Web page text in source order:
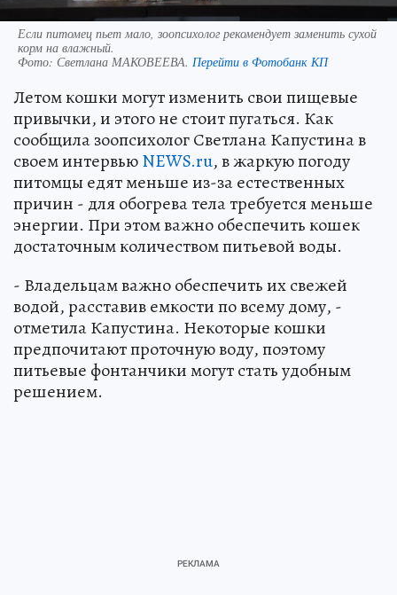
Если питомец пьет мало, зоопсихолог рекомендует заменить сухой
корм на влажный.
Фото: Светлана МАКОВЕЕВА. Перейти в Фотобанк КП
Летом кошки могут изменить свои пищевые
привычки, и этого не стоит пугаться. Как
сообщила зоопсихолог Светлана Капустина в
своем интервьюNEWS.ru, в жаркую погоду
питомцы едят меньше из-за естественных
причин - для обогрева тела требуется меньше
энергии. При этом важно обеспечить кошек
достаточным количеством питьевой воды.
- Владельцам важно обеспечить их свежей
водой, расставив емкости по всему дому, -
отметила Капустина. Некоторые кошки
предпочитают проточную воду, поэтому
питьевые фонтанчики могут стать удобным
решением.